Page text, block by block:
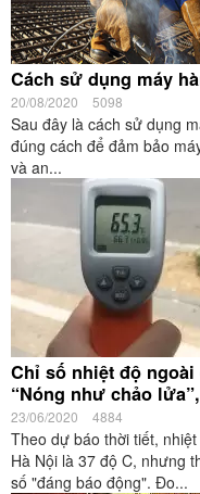
Cách sử dụng máy
20/08/2020 5098
Sau đây là cách sử dụng
đúng cách để đảm bảo
và an...
Chỉ số nhiệt độ
“Nóng như chảo
23/06/2020 4884
Theo dự báo thời tiết,
Hà Nội là 37 độ C, nhưng
số "đáng báo động". Đo...